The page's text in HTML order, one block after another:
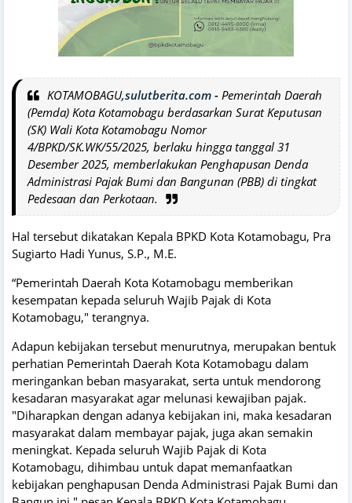
KOTAMOBAGU,sulutberita.com - Pemerintah Daerah
(Pemda) Kota Kotamobagu berdasarkan Surat Keputusan
(SK) Wali Kota Kotamobagu Nomor
4/BPKD/SK.WK/55/2025, berlaku hingga tanggal 31
Desember 2025, memberlakukan Penghapusan Denda
Administrasi Pajak Bumi dan Bangunan (PBB) di tingkat
Pedesaan dan Perkotaan.
Hal tersebut dikatakan Kepala BPKD Kota Kotamobagu, Pra
Sugiarto Hadi Yunus, S.P., M.E.
“Pemerintah Daerah Kota Kotamobagu memberikan
kesempatan kepada seluruh Wajib Pajak di Kota
Kotamobagu," terangnya.
Adapun kebijakan tersebut menurutnya, merupakan bentuk
perhatian Pemerintah Daerah Kota Kotamobagu dalam
meringankan beban masyarakat, serta untuk mendorong
kesadaran masyarakat agar melunasi kewajiban pajak.
"Diharapkan dengan adanya kebijakan ini, maka kesadaran
masyarakat dalam membayar pajak, juga akan semakin
meningkat. Kepada seluruh Wajib Pajak di Kota
Kotamobagu, dihimbau untuk dapat memanfaatkan
kebijakan penghapusan Denda Administrasi Pajak Bumi dan